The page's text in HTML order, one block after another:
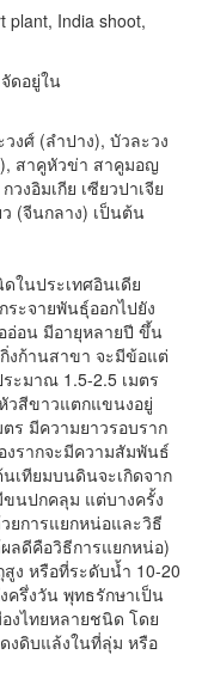
plant, India shoot,
ดอยู่ใน
งศ์ (ลำปาง), บัวละวง
สาคูหัวข่า สาคูมอญ
งอิมเกีย เซียวปาเจีย
ว (จีนกลาง) เป็นต้น
ในประเทศอินเดีย
ระจายพันธุ์ออกไปยัง
อ่อน มีอายุหลายปี ขึ้น
งก้านสาขา จะมีข้อแต่
ะมาณ 1.5-2.5 เมตร
วสีขาวแตกแขนงอยู่
ร มีความยาวรอบราก
งรากจะมีความสัมพันธ์
เทียมบนดินจะเกิดจาก
นปกคลุม แต่บางครั้ง
ยการแยกหน่อและวิธี
ลดีคือวิธีการแยกหน่อ)
ง หรือที่ระดับน้ำ 10-20
ครึ่งวัน พุทธรักษาเป็น
งไทยหลายชนิด โดย
งดิบแล้งในที่ลุ่ม หรือ